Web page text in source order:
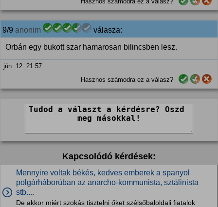
9/9 anonim válasza:
Orbán egy bukott szar hamarosan bilincsben lesz.
jún. 12. 21:57
Hasznos számodra ez a válasz?
Kapcsolódó kérdések:
Mennyire voltak békés, kedves emberek a spanyol
polgárháborúban az anarcho-kommunista, sztálinista
stb....
De akkor miért szokás tisztelni őket szélsőbaloldali fiatalok